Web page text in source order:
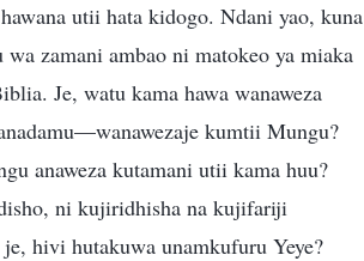
utii hata kidogo. Ndani yao, kuna
zamani ambao ni matokeo ya miaka
Je, watu kama hawa wanaweza
kumtii Mungu?
anaweza kutamani utii kama huu?
ni kujiridhisha na kujifariji
hivi hutakuwa unamkufuru Yeye?